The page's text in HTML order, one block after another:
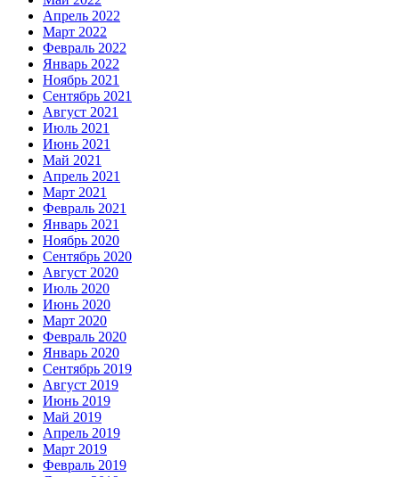
Апрель 2022
Март 2022
Февраль 2022
Январь 2022
Ноябрь 2021
Сентябрь 2021
Август 2021
Июль 2021
Июнь 2021
Май 2021
Апрель 2021
Март 2021
Февраль 2021
Январь 2021
Ноябрь 2020
Сентябрь 2020
Август 2020
Июль 2020
Июнь 2020
Март 2020
Февраль 2020
Январь 2020
Сентябрь 2019
Август 2019
Июнь 2019
Май 2019
Апрель 2019
Март 2019
Февраль 2019